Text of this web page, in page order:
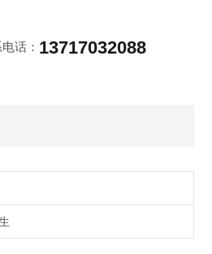
话： 13717032088